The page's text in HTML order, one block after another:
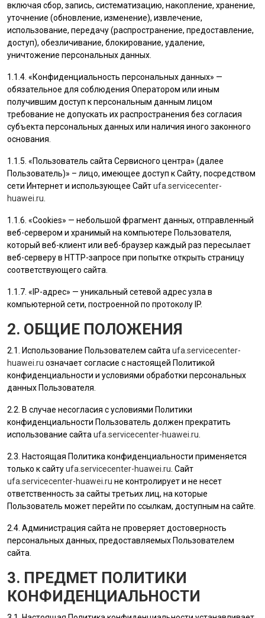
включая сбор, запись, систематизацию, накопление, хранение,
уточнение (обновление, изменение), извлечение,
использование, передачу (распространение, предоставление,
доступ), обезличивание, блокирование, удаление,
уничтожение персональных данных.
1.1.4. «Конфиденциальность персональных данных» —
обязательное для соблюдения Оператором или иным
получившим доступ к персональным данным лицом
требование не допускать их распространения без согласия
субъекта персональных данных или наличия иного законного
основания.
1.1.5. «Пользователь сайта Сервисного центра» (далее
Пользователь)» – лицо, имеющее доступ к Сайту, посредством
сети Интернет и использующее Сайтufa.servicecenter-
huawei.ru
1.1.6. «Cookies» — небольшой фрагмент данных, отправленный
веб-сервером и хранимый на компьютере Пользователя,
который веб-клиент или веб-браузер каждый раз пересылает
веб-серверу в HTTP-запросе при попытке открыть страницу
соответствующего сайта.
1.1.7. «IP-адрес» — уникальный сетевой адрес узла в
компьютерной сети, построенной по протоколу IP.
2. ОБЩИЕ ПОЛОЖЕНИЯ
2.1. Использование Пользователем сайта ufa.servicecenter-
huawei.ru означает согласие с настоящей Политикой
конфиденциальности и условиями обработки персональных
данных Пользователя
2.2. В случае несогласия с условиями Политики
конфиденциальности Пользователь должен прекратить
использование сайта ufa.servicecenter-huawei.ru
2.3. Настоящая Политика конфиденциальности применяется
только к сайтуufa.servicecenter-huawei.ru . Сайт
ufa.servicecenter-huawei.ru не контролирует и не несет
ответственность за сайты третьих лиц, на которые
Пользователь может перейти по ссылкам, доступным на сайте.
2.4. Администрация сайта не проверяет достоверность
персональных данных, предоставляемых Пользователем
сайта.
3. ПРЕДМЕТ ПОЛИТИКИ
КОНФИДЕНЦИАЛЬНОСТИ